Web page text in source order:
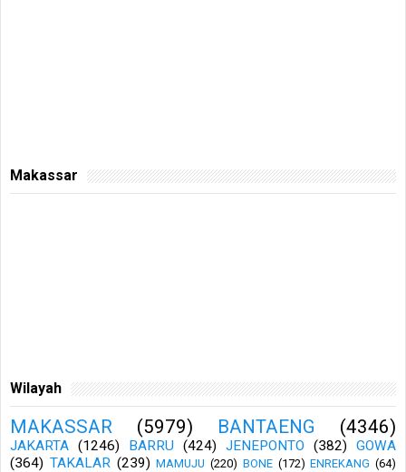
Makassar
Wilayah
MAKASSAR (5979) BANTAENG (4346)
JAKARTA (1246) BARRU (424) JENEPONTO (382)
GOWA
(364) TAKALAR (239) MAMUJU (220) BONE (172) ENREKANG (64)